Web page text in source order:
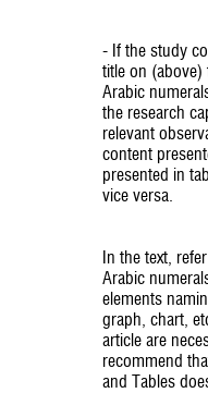
- If the study
title on
Arabic
the research
relevant
content
presented in
vice versa.
In the text,
Arabic
elements
graph, chart,
article are
recommend
and Tables